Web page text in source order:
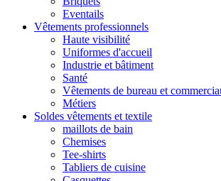
Eventails
Vêtements professionnels
Haute visibilité
Uniformes d'accueil
Industrie et bâtiment
Santé
Vêtements de bureau et
Métiers
Soldes vêtements et textile
maillots de bain
Chemises
Tee-shirts
Tabliers de cuisine